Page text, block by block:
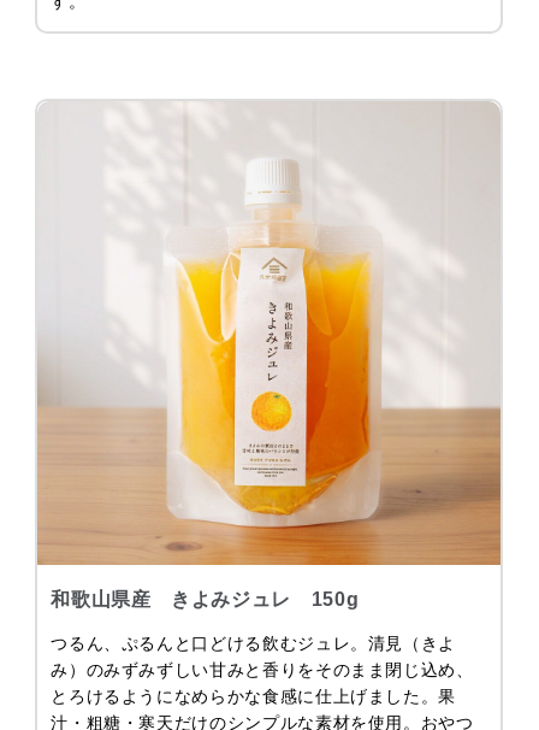
和歌山県産 きよみジュレ 150g
つるん、ぷるんと口どける飲むジュレ。清見（きよ
み）のみずみずしい甘みと香りをそのまま閉じ込め、
とろけるようになめらかな食感に仕上げました。果
汁・粗糖・寒天だけのシンプルな素材を使用。おやつ